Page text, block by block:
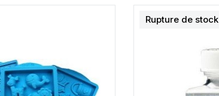
Rupture de stock